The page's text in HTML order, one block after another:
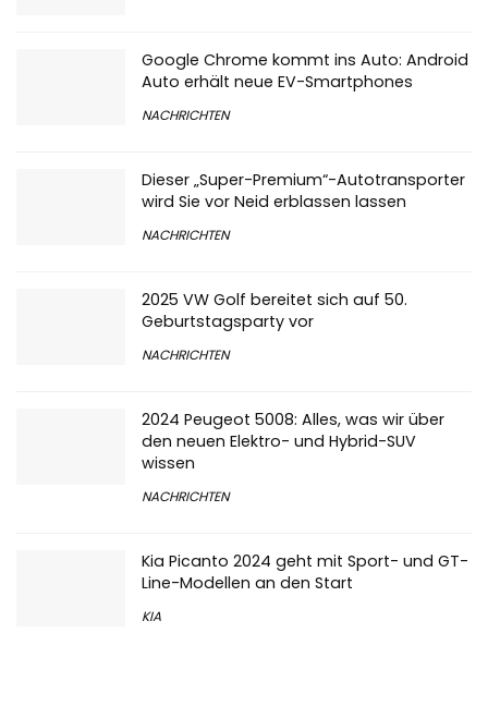
Google Chrome kommt ins Auto: Android
Auto erhält neue EV-Smartphones
NACHRICHTEN
Dieser „Super-Premium“-Autotransporter
wird Sie vor Neid erblassen lassen
NACHRICHTEN
2025 VW Golf bereitet sich auf 50.
Geburtstagsparty vor
NACHRICHTEN
2024 Peugeot 5008: Alles, was wir über
den neuen Elektro- und Hybrid-SUV
wissen
NACHRICHTEN
Kia Picanto 2024 geht mit Sport- und GT-
Line-Modellen an den Start
KIA